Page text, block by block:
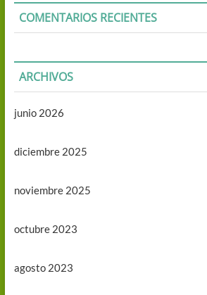
COMENTARIOS RECIENTES
ARCHIVOS
junio 2026
diciembre 2025
noviembre 2025
octubre 2023
agosto 2023